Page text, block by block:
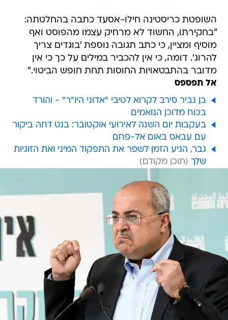
השופטת כריסטינה חילו-אסעד כתבה בהחלטתה:
"בחקירתו, החשוד לא מרחיק עצמו מהפוסט ואף
מוסיף ומציין, כי כתב תגובה נוספת 'בוגדים צריך
להרוג'. דומה, כי אין להכביר במילים על כך כי אין
מדובר בהתבטאויות החוסות תחת חופש הביטוי."
אל תפספס
בן גביר סירב לקרוא לטיבי "אדוני היו"ר" - והורד
בכוח מדוכן הנואמים
בעקבות יום השנה לאירועי אוקטובר: בנט דחה ביקור
עם עבאס באום אל-פחם
גבר, הגיע הזמן לשפר את התפקוד המיני ואת הזוגיות
שלך